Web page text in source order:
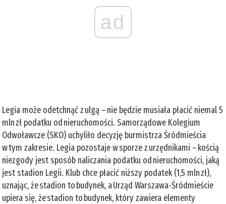
ad
Legia może odetchnąć z ulgą – nie będzie musiała płacić niemal 5
mln zł podatku od nieruchomości. Samorządowe Kolegium
Odwoławcze (SKO) uchyliło decyzję burmistrza Śródmieścia
w tym zakresie. Legia pozostaje w sporze z urzędnikami – kością
niezgody jest sposób naliczania podatku od nieruchomości, jaką
jest stadion Legii. Klub chce płacić niższy podatek (1,5 mln zł),
uznając, że stadion to budynek, a Urząd Warszawa-Śródmieście
upiera się, że stadion to budynek, który zawiera elementy